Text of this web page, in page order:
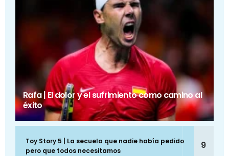
Rafa | El dolor y el sufrimiento como camino al
éxito
Toy Story 5 | La secuela que nadie había pedido
pero que todos necesitamos
9